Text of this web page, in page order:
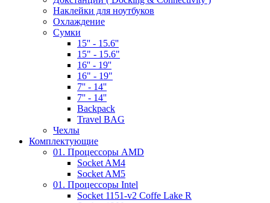
Наклейки для ноутбуков
Охлаждение
Сумки
15'' - 15.6''
15" - 15.6"
16'' - 19''
16" - 19"
7'' - 14''
7'' - 14''
Backpack
Travel BAG
Чехлы
Комплектующие
01. Процессоры AMD
Socket AM4
Socket AM5
01. Процессоры Intel
Socket 1151-v2 Coffe Lake R